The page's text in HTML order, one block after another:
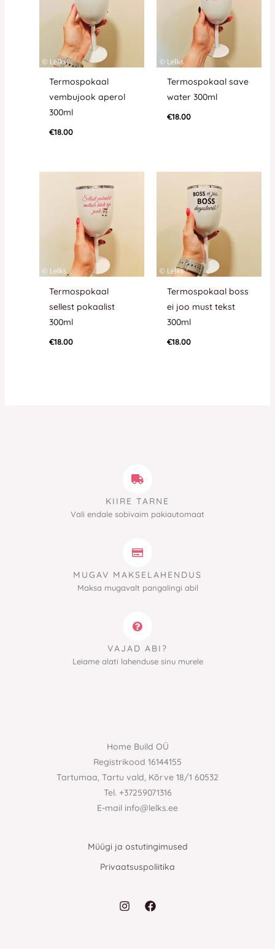
Termospokaal
vembujook aperol
300ml
€18.00
Termospokaal save
water 300ml
€18.00
Termospokaal
sellest pokaalist
300ml
€18.00
Termospokaal boss
ei joo must tekst
300ml
€18.00
KIIRE TARNE
Vali endale sobivaim pakiautomaat
MUGAV MAKSELAHENDUS
Maksa mugavalt pangalingi abil
VAJAD ABI?
Leiame alati lahenduse sinu murele
Home Build OÜ
Registrikood 16144155
Tartumaa, Tartu vald, Kõrve 18/1 60532
Tel. +37259071316
E-mail info@lelks.ee
Müügi ja ostutingimused
Privaatsuspoliitika